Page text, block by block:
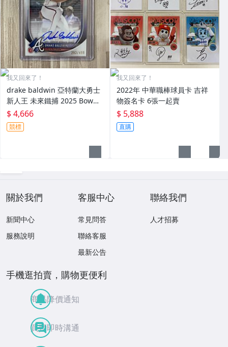
我又回來了！
drake baldwin 亞特蘭大勇士
新人王 未來鐵捕 2025 Bowm
an限量/499 簽名卡
$ 4,666
競標
我又回來了！
2022年 中華職棒球員卡 吉祥
物簽名卡 6張一起賣
$ 5,888
直購
關於我們
新聞中心
服務說明
客服中心
常見問答
聯絡客服
最新公告
聯絡我們
人才招募
手機逛拍賣，購物更便利
商品降價通知
買賣即時溝通